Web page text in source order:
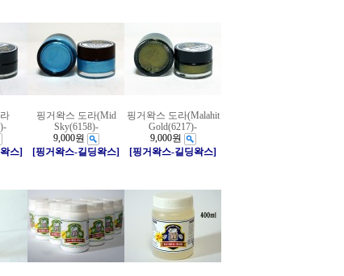
스]
핑거왁스 도라(Mid
Sky(6158)-
9,000원
[핑거왁스-길딩왁스]
핑거왁스 도라(Malahit
Gold(6217)-
9,000원
[핑거왁스-길딩왁스]